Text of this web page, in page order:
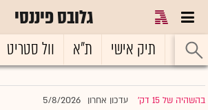
גלובס פיננסי
ראשי תיק אישי ת"א וול סטריט
בהשהיה של 15 דק' |עדכון אחרון 5/8/2026